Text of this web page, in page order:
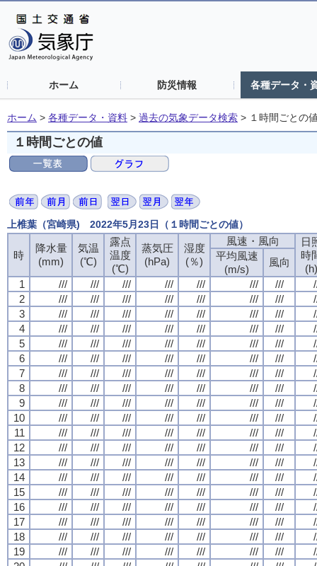
ホーム 防災情報 各種データ・
ホーム > 各種データ・資料 > 過去の気象データ検索 > １時間ごとの
１時間ごとの値
上椎葉（宮崎県) 2022年5月23日（１時間ごとの値）
時
降水量
(mm)
気温
(℃)
露点
温度
(℃)
蒸気圧
(hPa)
湿度
(％)
風速・風向
日
時
(h)
平均風速
(m/s)
風向
1
/// /// /// /// /// /// ///
2
/// /// /// /// /// /// ///
3
/// /// /// /// /// /// ///
4
/// /// /// /// /// /// ///
5
/// /// /// /// /// /// ///
6
/// /// /// /// /// /// ///
7
/// /// /// /// /// /// ///
8
/// /// /// /// /// /// ///
9
/// /// /// /// /// /// ///
10
/// /// /// /// /// /// ///
11
/// /// /// /// /// /// ///
12
/// /// /// /// /// /// ///
13
/// /// /// /// /// /// ///
14
/// /// /// /// /// /// ///
15
/// /// /// /// /// /// ///
16
/// /// /// /// /// /// ///
17
/// /// /// /// /// /// ///
18
/// /// /// /// /// /// ///
19
/// /// /// /// /// /// ///